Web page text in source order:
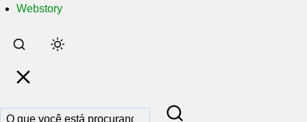
Webstory
Pular
para
conteúdo